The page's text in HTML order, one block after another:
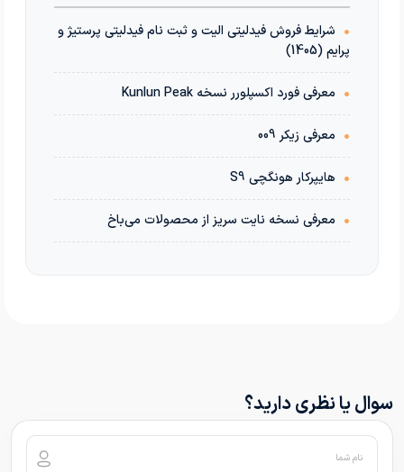
• شرایط فروش فیدلیتی الیت و ثبت نام فیدلیتی پرستیژ و
پرایم (1405)
• معرفی فورد اکسپلورر نسخه Kunlun Peak
• معرفی زیکر 009
• هایپرکار هونگچی S9
• معرفی نسخه نایت سریز از محصولات می‌باخ
سوال یا نظری دارید؟
نام شما